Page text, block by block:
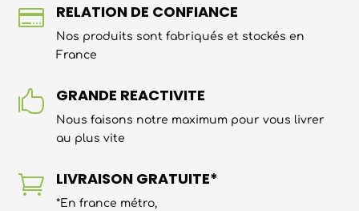
 RELATION DE CONFIANCE
Nos produits sont fabriqués et stockés en
France
 GRANDE REACTIVITE
Nous faisons notre maximum pour vous livrer
au plus vite
 LIVRAISON GRATUITE*
*En france métro,